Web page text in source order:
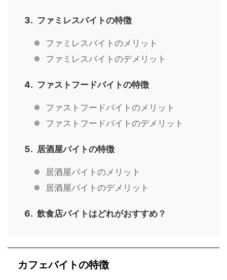
ファミレスバイトの特徴
ファミレスバイトのメリット
ファミレスバイトのデメリット
ファストフードバイトの特徴
ファストフードバイトのメリット
ファストフードバイトのデメリット
居酒屋バイトの特徴
居酒屋バイトのメリット
居酒屋バイトのデメリット
飲食店バイトはどれがおすすめ？
カフェバイトの特徴